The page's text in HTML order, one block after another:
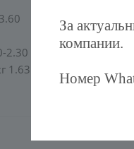
2.30
1.63
За
компании.
Номер